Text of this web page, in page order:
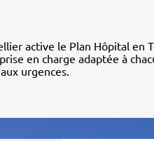
active le Plan Hôpital en
en charge adaptée à
urgences.